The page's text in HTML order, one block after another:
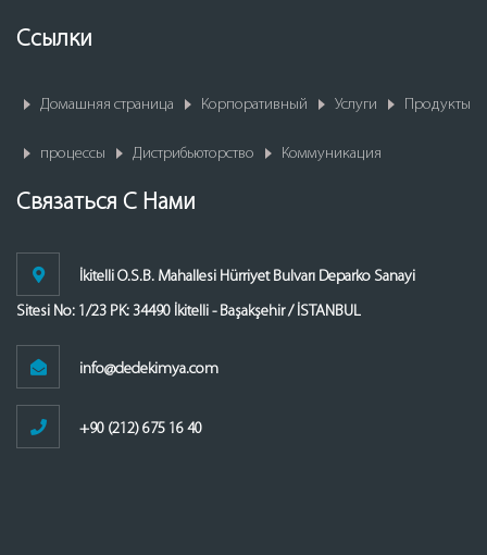
Ссылки
Домашняя страница Корпоративный Услуги Продукты
процессы Дистрибьюторство Коммуникация
Связаться С Нами
İkitelli O.S.B. Mahallesi Hürriyet Bulvarı Deparko Sanayi
Sitesi No: 1/23 PK: 34490 İkitelli - Başakşehir / İSTANBUL
info@dedekimya.com
+90 (212) 675 16 40